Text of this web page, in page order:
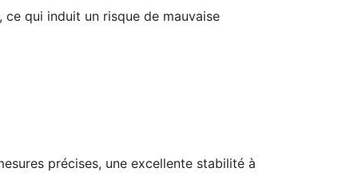
qui induit un risque de mauvaise
précises, une excellente stabilité à